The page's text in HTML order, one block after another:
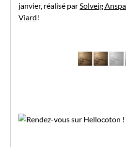
janvier, réalisé parSolveig
Viard!